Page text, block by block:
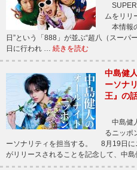
SUPER
ムをリリ
本情報
日”という「888」が並ぶ“超八（スーパ
日に行われ … 続きを読む
中島健
ーソナ
王』の
中島健
るニッポ
ーソナリティを担当する。 8月19日に
がリリースされることを記念して、中